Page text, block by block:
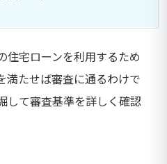
住宅ローンを利用するため
満たせば審査に通るわけで
して審査基準を詳しく確認